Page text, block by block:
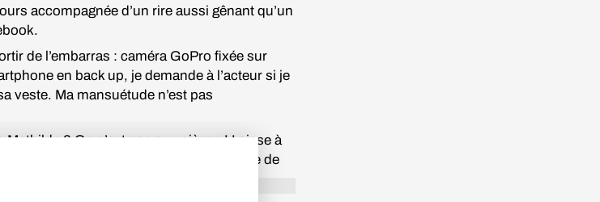
accompagnée d’un rire aussi gênant qu’un
de l’embarras : caméra GoPro fixée sur
en back up, je demande à l’acteur si je
veste. Ma mansuétude n’est pas
Mathilde ? On n’est pas aux pièces ! Laisse à
», s’emporte la rédac chef, vexée de
tempère :